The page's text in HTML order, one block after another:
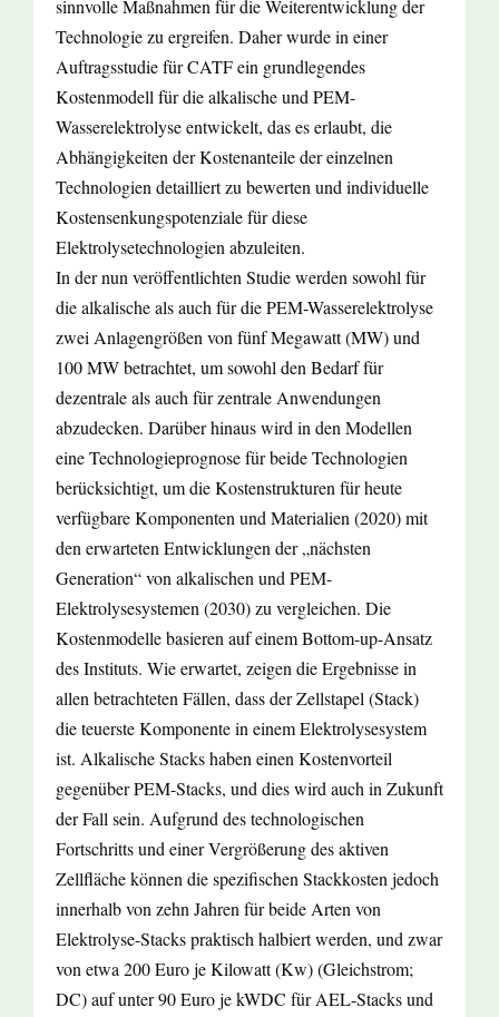
sinnvolle Maßnahmen für die Weiterentwicklung der
Technologie zu ergreifen. Daher wurde in einer
Auftragsstudie für CATF ein grundlegendes
Kostenmodell für die alkalische und PEM-
Wasserelektrolyse entwickelt, das es erlaubt, die
Abhängigkeiten der Kostenanteile der einzelnen
Technologien detailliert zu bewerten und individuelle
Kostensenkungspotenziale für diese
Elektrolysetechnologien abzuleiten.
In der nun veröffentlichten Studie werden sowohl für
die alkalische als auch für die PEM-Wasserelektrolyse
zwei Anlagengrößen von fünf Megawatt (MW) und
100 MW betrachtet, um sowohl den Bedarf für
dezentrale als auch für zentrale Anwendungen
abzudecken. Darüber hinaus wird in den Modellen
eine Technologieprognose für beide Technologien
berücksichtigt, um die Kostenstrukturen für heute
verfügbare Komponenten und Materialien (2020) mit
den erwarteten Entwicklungen der „nächsten
Generation“ von alkalischen und PEM-
Elektrolysesystemen (2030) zu vergleichen. Die
Kostenmodelle basieren auf einem Bottom-up-Ansatz
des Instituts. Wie erwartet, zeigen die Ergebnisse in
allen betrachteten Fällen, dass der Zellstapel (Stack)
die teuerste Komponente in einem Elektrolysesystem
ist. Alkalische Stacks haben einen Kostenvorteil
gegenüber PEM-Stacks, und dies wird auch in Zukunft
der Fall sein. Aufgrund des technologischen
Fortschritts und einer Vergrößerung des aktiven
Zellfläche können die spezifischen Stackkosten jedoch
innerhalb von zehn Jahren für beide Arten von
Elektrolyse-Stacks praktisch halbiert werden, und zwar
von etwa 200 Euro je Kilowatt (Kw) (Gleichstrom;
DC) auf unter 90 Euro je kWDC für AEL-Stacks und